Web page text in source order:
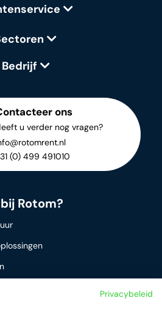
Bedrijf
ons
u verder nog vragen?
(0) 499 491010
Rotom?
Privacybeleid